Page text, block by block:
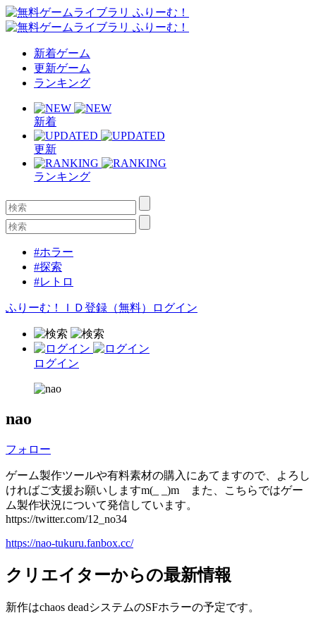
新着ゲーム
更新ゲーム
ランキング
新着
更新
ランキング
#ホラー
#探索
#レトロ
ふりーむ！ＩＤ登録（無料） ログイン
ログイン
nao
フォロー
ゲーム製作ツールや有料素材の購入にあてますので、よろし
ければご支援お願いしますm(_ _)m また、こちらではゲー
ム製作状況について発信しています。
https://twitter.com/12_no34
https://nao-tukuru.fanbox.cc/
クリエイターからの最新情報
新作はchaos deadシステムのSFホラーの予定です。